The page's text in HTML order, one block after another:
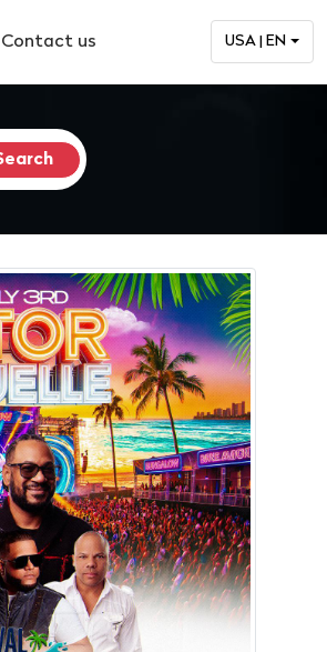
Contact us USA | EN